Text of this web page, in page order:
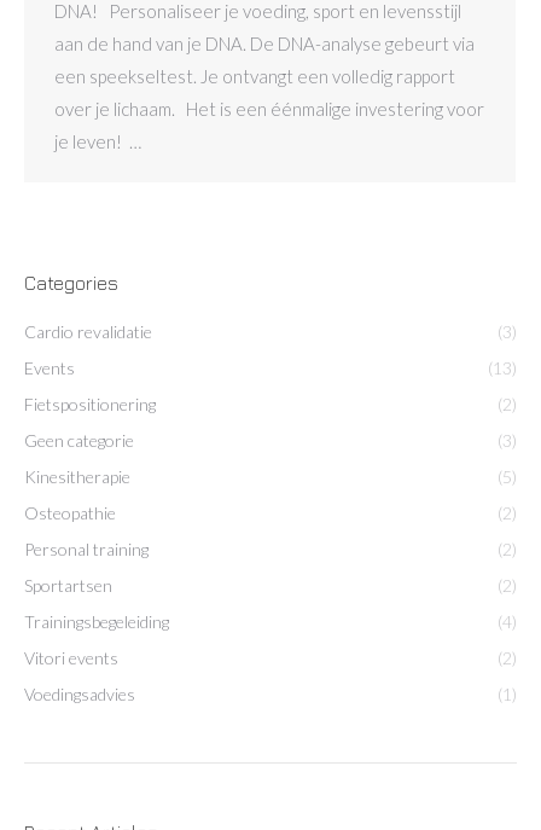
DNA! Personaliseer je voeding, sport en levensstijl
aan de hand van je DNA. De DNA-analyse gebeurt via
een speekseltest. Je ontvangt een volledig rapport
over je lichaam. Het is een éénmalige investering voor
je leven! …
Categories
Cardio revalidatie
(3)
Events
(13)
Fietspositionering
(2)
Geen categorie
(3)
Kinesitherapie
(5)
Osteopathie
(2)
Personal training
(2)
Sportartsen
(2)
Trainingsbegeleiding
(4)
Vitori events
(2)
Voedingsadvies
(1)